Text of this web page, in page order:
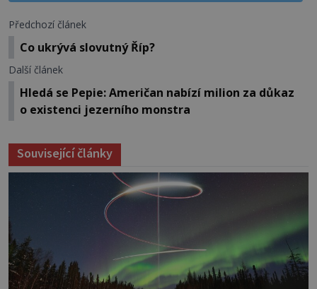
Předchozí článek
Co ukrývá slovutný Říp?
Další článek
Hledá se Pepie: Američan nabízí milion za důkaz
o existenci jezerního monstra
Související články